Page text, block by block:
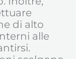
di alto
alle